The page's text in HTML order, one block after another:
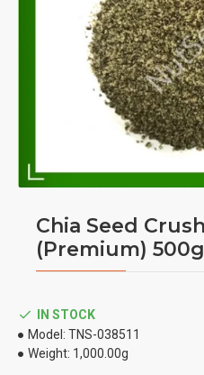
Chia Seed
(Premium)
IN STOCK
Model: TNS-038511
Weight: 1,000.00g